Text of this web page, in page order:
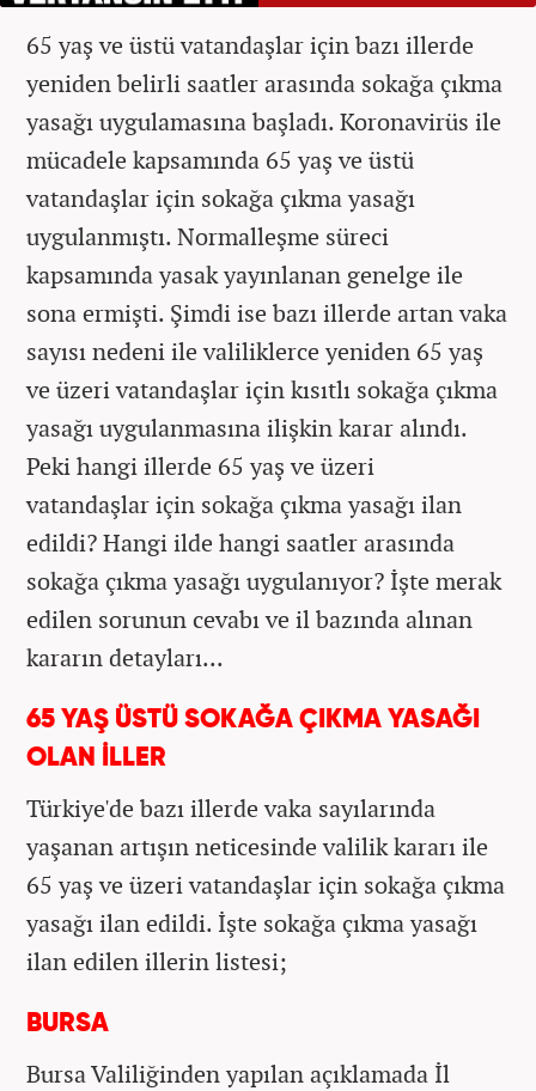
65 yaş ve üstü vatandaşlar için bazı illerde
yeniden belirli saatler arasında sokağa çıkma
yasağı uygulamasına başladı. Koronavirüs ile
mücadele kapsamında 65 yaş ve üstü
vatandaşlar için sokağa çıkma yasağı
uygulanmıştı. Normalleşme süreci
kapsamında yasak yayınlanan genelge ile
sona ermişti. Şimdi ise bazı illerde artan vaka
sayısı nedeni ile valiliklerce yeniden 65 yaş
ve üzeri vatandaşlar için kısıtlı sokağa çıkma
yasağı uygulanmasına ilişkin karar alındı.
Peki hangi illerde 65 yaş ve üzeri
vatandaşlariçin sokağa çıkma yasağı ilan
edildi? Hangi ilde hangi saatler arasında
sokağa çıkma yasağı uygulanıyor? İşte merak
edilen sorunun cevabı ve il bazında alınan
kararın detayları...
65 YAŞ ÜSTÜ SOKAĞA ÇIKMA YASAĞI
OLAN İLLER
Türkiye'de bazı illerde vaka sayılarında
yaşanan artışın neticesinde valilik kararı ile
65 yaş ve üzeri vatandaşlariçin sokağa çıkma
yasağı ilan edildi. İşte sokağa çıkma yasağı
ilan edilen illerin listesi;
BURSA
Bursa Valiliğinden yapılan açıklamada İl